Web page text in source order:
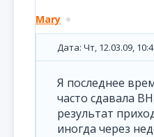
Mary
Дата: Чт, 12.03.09,
Я последнее
часто сдавала
результат
иногда через